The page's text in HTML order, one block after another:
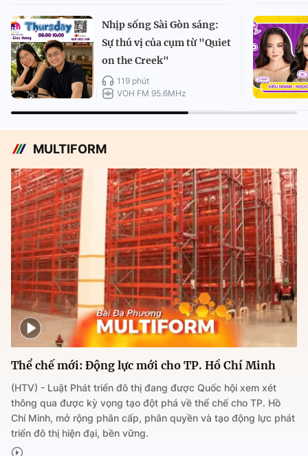
Nhịp sống Sài Gòn sáng:
Sự thú vị của cụm từ "Quiet
on the Creek"
119 phút
VOH FM 95.6MHz
MULTIFORM
Thể chế mới: Động lực mới cho TP. Hồ Chí Minh
(HTV) - Luật Phát triển đô thị đang được Quốc hội xem xét
thông qua được kỳ vọng tạo đột phá về thể chế cho TP. Hồ
Chí Minh, mở rộng phân cấp, phân quyền và tạo động lực phát
triển đô thị hiện đại, bền vững.